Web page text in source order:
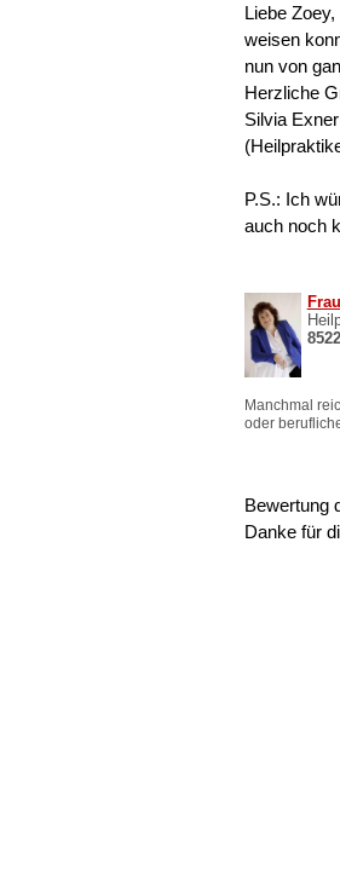
Liebe
weisen
nun von
Herzliche
Silvia Exner
P.S.: Ich
auch noch
Bewertung
Danke für